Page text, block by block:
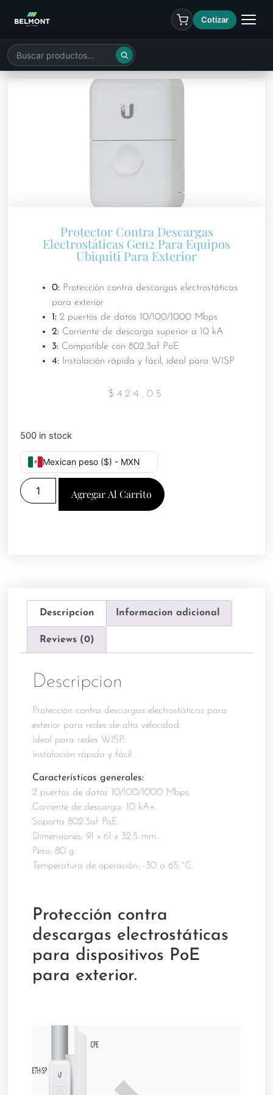
Cotizar
Protector Contra Descargas
Electrostáticas Gen2 Para Equipos
Ubiquiti Para Exterior
0: Protección contra descargas electrostáticas
para exterior
1: 2 puertos de datos 10/100/1000 Mbps
2: Corriente de descarga superior a 10 kA
3: Compatible con 802.3af PoE
4: Instalación rápida y fácil, ideal para WISP
$ 424.05
500 in stock
Mexican peso ($) - MXN
Agregar Al Carrito
Descripcion Informacion adicional
Reviews (0)
Descripcion
Protección contra descargas electrostáticas para
exterior para redes de alta velocidad.
Ideal para redes WISP.
Instalación rápida y fácil.
Características generales:
2 puertos de datos 10/100/1000 Mbps.
Corriente de descarga: 10 kA+.
Soporta 802.3af PoE.
Dimensiones: 91 x 61 x 32.5 mm.
Peso: 80 g.
Temperatura de operación: -30 a 65 °C.
Protección contra
descargas electrostáticas
para dispositivos PoE
para exterior.